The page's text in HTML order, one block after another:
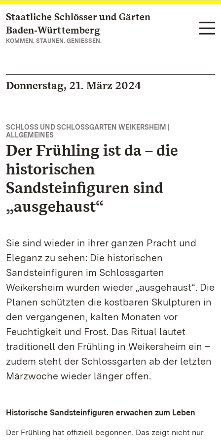
Zum Hauptinhalt springen
Staatliche Schlösser und Gärten
Baden‑Württemberg
KOMMEN. STAUNEN. GENIESSEN.
Donnerstag, 21. März 2024
SCHLOSS UND SCHLOSSGARTEN WEIKERSHEIM |
ALLGEMEINES
Der Frühling ist da – die
historischen
Sandsteinfiguren sind
„ausgehaust“
Sie sind wieder in ihrer ganzen Pracht und
Eleganz zu sehen: Die historischen
Sandsteinfiguren im Schlossgarten
Weikersheim wurden wieder „ausgehaust“. Die
Planen schützten die kostbaren Skulpturen in
den vergangenen, kalten Monaten vor
Feuchtigkeit und Frost. Das Ritual läutet
traditionell den Frühling in Weikersheim ein –
zudem steht der Schlossgarten ab der letzten
Märzwoche wieder länger offen.
Historische Sandsteinfiguren erwachen zum Leben
Der Frühling hat offiziell begonnen. Das zeigt nicht nur